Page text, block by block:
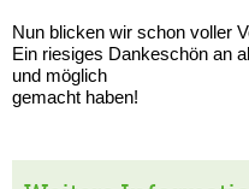
Nun blicken wir schon voller
Ein riesiges Dankeschön an
und möglich
gemacht haben!